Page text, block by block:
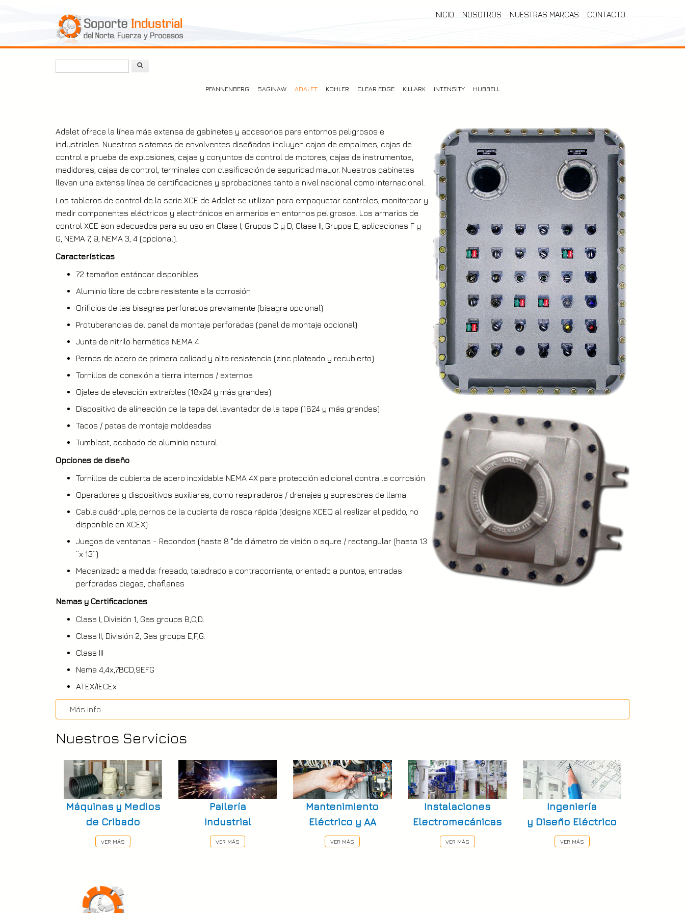
principal
INICIO NOSOTROS NUESTRAS MARCAS CONTACTO
PFANNENBERG SAGINAW ADALET KOHLER CLEAR EDGE KILLARK INTENSITY HUBBELL
Adalet ofrece la línea más extensa de gabinetes y accesorios para entornos peligrosos e
industriales. Nuestros sistemas de envolventes diseñados incluyen cajas de empalmes, cajas de
control a prueba de explosiones, cajas y conjuntos de control de motores, cajas de instrumentos,
medidores, cajas de control, terminales con clasificación de seguridad mayor. Nuestros gabinetes
llevan una extensa línea de certificaciones y aprobaciones tanto a nivel nacional como internacional.
Los tableros de control de la serie XCE de Adalet se utilizan para empaquetar controles, monitorear y
medir componentes eléctricos y electrónicos en armarios en entornos peligrosos. Los armarios de
control XCE son adecuados para su uso en Clase I, Grupos C y D; Clase II, Grupos E, aplicaciones F y
G, NEMA 7, 9, NEMA 3, 4 (opcional).
Características
72 tamaños estándar disponibles
Aluminio libre de cobre resistente a la corrosión
Orificios de las bisagras perforados previamente (bisagra opcional)
Protuberancias del panel de montaje perforadas (panel de montaje opcional)
Junta de nitrilo hermética NEMA 4
Pernos de acero de primera calidad y alta resistencia (zinc plateado y recubierto)
Tornillos de conexión a tierra internos / externos
Ojales de elevación extraíbles (18x24 y más grandes)
Dispositivo de alineación de la tapa del levantador de la tapa (1824 y más grandes)
Tacos / patas de montaje moldeadas
Tumblast, acabado de aluminio natural
Opciones de diseño
Tornillos de cubierta de acero inoxidable NEMA 4X para protección adicional contra la corrosión
Operadores y dispositivos auxiliares, como respiraderos / drenajes y supresores de llama
Cable cuádruple, pernos de la cubierta de rosca rápida (designe XCEQ al realizar el pedido, no
disponible en XCEX)
Juegos de ventanas - Redondos (hasta 8 "de diámetro de visión o squre / rectangular (hasta 13
”x 13”)
Mecanizado a medida: fresado, taladrado a contracorriente, orientado a puntos, entradas
perforadas ciegas, chaflanes
Nemas y Certificaciones
Class I, División 1, Gas groups B,C,D.
Class II, División 2, Gas groups E,F,G.
Class III
Nema 4,4x,7BCD,9EFG
ATEX/IECEx
Más info
Nuestros Servicios
Máquinas y Medios
de Cribado
VER MÁS
Pailería
Industrial
VER MÁS
Mantenimiento
Eléctrico y AA
VER MÁS
Instalaciones
Electromecánicas
VER MÁS
Ingeniería
y Diseño Eléctrico
VER MÁS